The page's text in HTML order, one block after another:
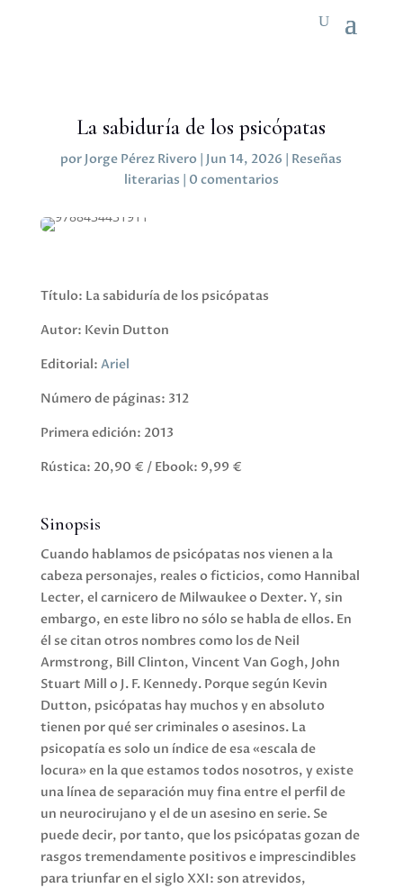
La sabiduría de los psicópatas
por Jorge Pérez Rivero | Jun 14, 2026 | Reseñas
literarias | 0 comentarios
Título: La sabiduría de los psicópatas
Autor: Kevin Dutton
Editorial: Ariel
Número de páginas: 312
Primera edición: 2013
Rústica: 20,90 € / Ebook: 9,99 €
Sinopsis
Cuando hablamos de psicópatas nos vienen a la
cabeza personajes, reales o ficticios, como Hannibal
Lecter, el carnicero de Milwaukee o Dexter. Y, sin
embargo, en este libro no sólo se habla de ellos. En
él se citan otros nombres como los de Neil
Armstrong, Bill Clinton, Vincent Van Gogh, John
Stuart Mill o J. F. Kennedy. Porque según Kevin
Dutton, psicópatas hay muchos y en absoluto
tienen por qué ser criminales o asesinos. La
psicopatía es solo un índice de esa «escala de
locura» en la que estamos todos nosotros, y existe
una línea de separación muy fina entre el perfil de
un neurocirujano y el de un asesino en serie. Se
puede decir, por tanto, que los psicópatas gozan de
rasgos tremendamente positivos e imprescindibles
para triunfar en el siglo XXI: son atrevidos,